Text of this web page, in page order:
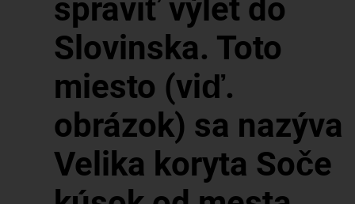
spraviť výlet do
Slovinska. Toto
miesto (viď.
obrázok) sa nazýva
Velika koryta Soče